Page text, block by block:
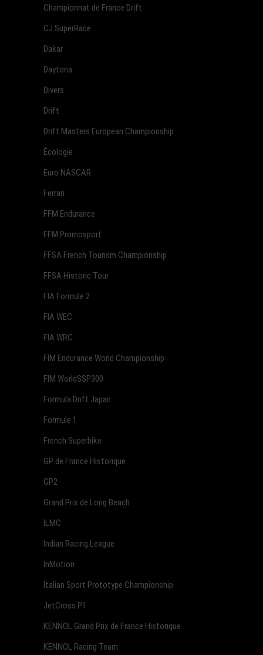
Championnat de France Drift
CJ SuperRace
Dakar
Daytona
Divers
Drift
Drift Masters European Championship
Écologie
Euro NASCAR
Ferrari
FFM Endurance
FFM Promosport
FFSA French Tourism Championship
FFSA Historic Tour
FIA Formule 2
FIA WEC
FIA WRC
FIM Endurance World Championship
FIM WorldSSP300
Formula Drift Japan
Formule 1
French Superbike
GP de France Historique
GP2
Grand Prix de Long Beach
ILMC
Indian Racing League
InMotion
Italian Sport Prototype Championship
JetCross P1
KENNOL Grand Prix de France Historique
KENNOL Racing Team